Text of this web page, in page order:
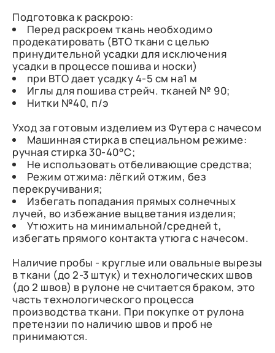
Подготовка к раскрою:
Перед раскроем ткань необходимо
продекатировать (ВТО ткани с целью
принудительной усадки для исключения
усадки в процессе пошива и носки)
при ВТО дает усадку 4-5 см на1 м
Иглы для пошива стрейч. тканей № 90;
Нитки №40, п/э
Уход за готовым изделием из Футера с начесом
Машинная стирка в специальном режиме:
ручная стирка 30-40°C;
Не использовать отбеливающие средства;
Режим отжима: лёгкий отжим, без
перекручивания;
Избегать попадания прямых солнечных
лучей, во избежание выцветания изделия;
Утюжить на минимальной/средней t,
избегать прямого контакта утюга с начесом.
Наличие пробы - круглые или овальные вырезы
в ткани (до 2-3 штук) и технологических швов
(до 2 швов) в рулоне не считается браком, это
часть технологического процесса
производства ткани. При покупке от рулона
претензии по наличию швов и проб не
принимаются.